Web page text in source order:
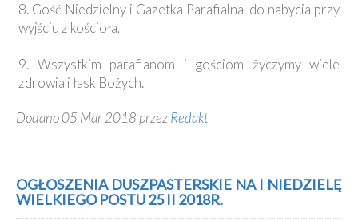
8. Gość Niedzielny i Gazetka Parafialna, do nabycia przy
wyjściu z kościoła,
9. Wszystkim parafianom i gościom życzymy wiele
zdrowia i łask Bożych.
Dodano 05 Mar 2018 przezRedakt
OGŁOSZENIA DUSZPASTERSKIE NA I NIEDZIELĘ
WIELKIEGO POSTU 25 II 2018R.